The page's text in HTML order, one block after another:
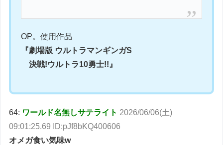
OP。使用作品
『劇場版 ウルトラマンギンガS
決戦!ウルトラ10勇士!!』
64: ワールド名無しサテライト 2026/06/06(土)
09:01:25.69 ID:pJf8bKQ400606
オメガ食い気味w